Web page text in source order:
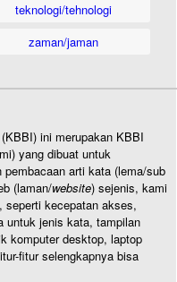
teknologi/tehnologi
zaman/jaman
ini merupakan KBBI
yang dibuat untuk
pembacaan arti kata (lema/sub
(laman/website) sejenis, kami
seperti kecepatan akses,
untuk jenis kata, tampilan
komputer desktop, laptop
fitur selengkapnya bisa